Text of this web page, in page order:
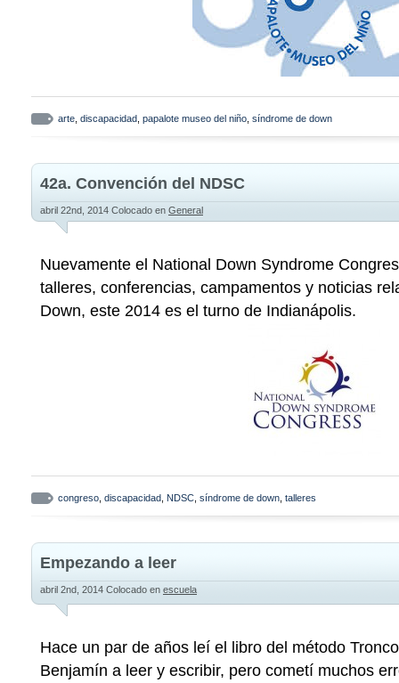
arte discapacidad papalote museo del niño síndrome de down
42a. Convención del NDSC
abril 22nd, 2014 Colocado en General
Nuevamente el National Down Syndrome
talleres, conferencias, campamentos y noticias
Down, este 2014 es el turno de Indianápolis.
congreso discapacidad NDSC síndrome de down talleres
Empezando a leer
abril 2nd, 2014 Colocado en escuela
Hace un par de años leí el libro del método
Benjamín a leer y escribir, pero cometí muchos